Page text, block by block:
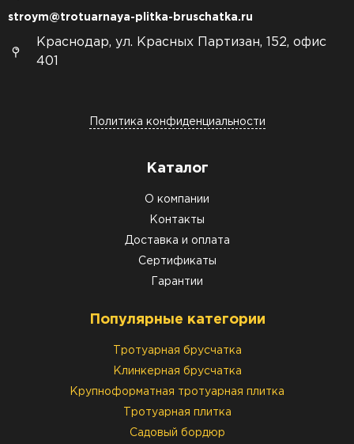
stroym@trotuarnaya-plitka-bruschatka.ru
Краснодар, ул. Красных Партизан, 152, офис
401
Политика конфиденциальности
Каталог
О компании
Контакты
Доставка и оплата
Сертификаты
Гарантии
Популярные категории
Тротуарная брусчатка
Клинкерная брусчатка
Крупноформатная тротуарная плитка
Тротуарная плитка
Садовый бордюр